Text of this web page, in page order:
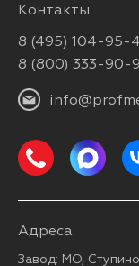
Контакты
8 (495) 104-95-
8 (800) 333-90-
Адреса
Завод: МО,